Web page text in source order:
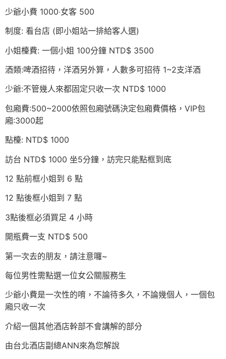
少爺小費 1000‧女客 500
制度: 看台店 (即小姐站一排給客人選)
小姐檯費: 一個小姐 100分鐘 NTD$ 3500
酒類:啤酒招待，洋酒另外算，人數多可招待 1~2支洋酒
少爺:不管幾人來都固定只收一次 NTD$ 1000
包廂費:500~2000依照包廂號碼決定包廂費價格，VIP包
廂:3000起
點檯: NTD$ 1000
訪台 NTD$ 1000 坐5分鐘，訪完只能點框到底
12 點前框小姐到 6 點
12 點後框小姐到 7 點
3點後框必須買足 4 小時
開瓶費一支 NTD$ 500
第一次去的朋友，請注意囉~
每位男性需點選一位女公關服務生
少爺小費是一次性的唷，不論待多久，不論幾個人，一個包
廂只收一次
介紹一個其他酒店幹部不會講解的部分
由台北酒店副總ANN來為您解說